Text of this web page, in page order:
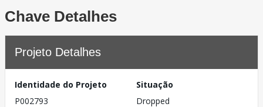
Chave Detalhes
Projeto Detalhes
Identidade do Projeto
P002793
Situação
Dropped